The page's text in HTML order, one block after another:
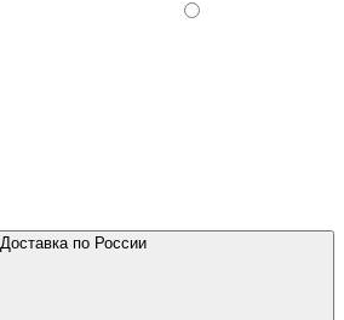
Доставка по России